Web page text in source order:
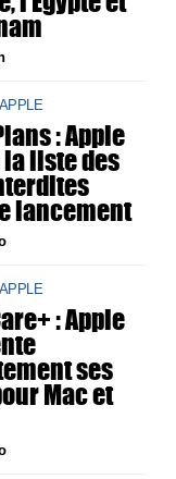
: Apple
liste des
lancement
: Apple
ses
Mac et